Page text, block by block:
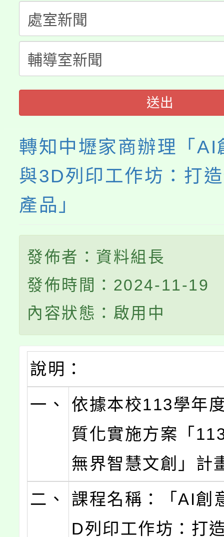
心理、諮商輔導、社會
系所師生報名參加。
門員」簡章及活動海報
踴躍報名參加。
要點
「桃園市補助參觀特色
展演活動實施計畫」
115年度「教育部表揚
義教育推展貢獻獎」
送出
轉知中壢家商辦理「AI
與3D列印工作坊：打
產品」
發佈者：資料組長
發佈時間：2024-11-19
內容狀態：啟用中
說明：
一、
依據本校113學年
質化實施方案「
無界智慧文創」計
二、
課程名稱：「AI創
D列印工作坊：打